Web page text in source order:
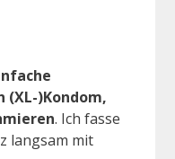
(XL-)Kondom,
. Ich fasse
langsam mit